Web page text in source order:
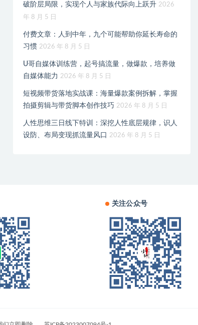
破阶层局限，实现个人与家族代际向上跃升 2026
年 8 月 5 日
付费文章：人到中年，九个可能帮助你延长寿命的
习惯 2026 年 8 月 5 日
U哥自媒体训练营，起号搞流量，做爆款，培养做
自媒体能力 2026 年 8 月 5 日
短视频带货落地实战课：海量爆款案例拆解，掌握
拍摄剪辑与带货脚本创作技巧 2026 年 8 月 5 日
人性思维三日线下特训：深挖人性底层规律，识人
设防、布局变现抓流量风口
2026 年 8 月 5 日
关注公众号